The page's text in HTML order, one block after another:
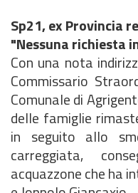
Sp21, ex Provincia
"Nessuna richiesta
Con una nota
Commissario
Comunale di
delle famiglie
in seguito allo
carreggiata,
acquazzone che ha